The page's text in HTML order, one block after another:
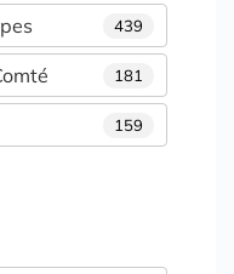
439
181
159